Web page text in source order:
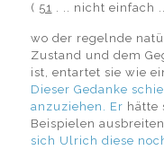
( 51 . .. nicht einfach
wo der regelnde
Zustand und dem
ist, entartet sie wie
Dieser Gedanke
anzuziehen. Er hätte
Beispielen
sich Ulrich diese